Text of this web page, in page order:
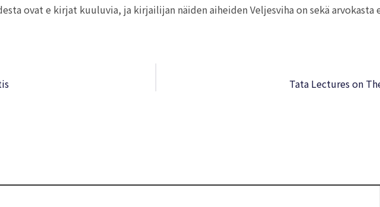
ovat e kirjat​ kuuluvia, ja kirjailijan näiden aiheiden Veljesviha on sekä arvokasta
Tata Lectures on